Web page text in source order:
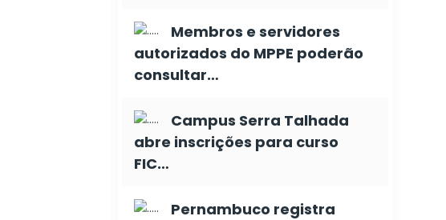
Membros e servidores
autorizados do MPPE poderão
consultar…
Campus Serra Talhada
abre inscrições para curso
FIC…
Pernambuco registra